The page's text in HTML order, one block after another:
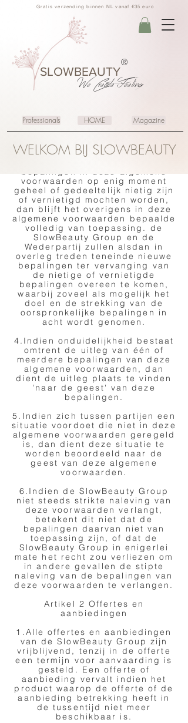
Gratis verzending binnen NL vanaf €35 euro
SLOWBEAUTY
We CreateFeeling
®
Professionals HOME Magazine
WELKOM BIJ SLOWBEAUTY
overeenkomst tussen de
SlowBeauty Group, hierna te
noemen: “de SlowBeauty Group”,
en een Wederpartij waarop de
SlowBeauty Group deze
voorwaarden van toepassing
heeft verklaard, voor zover van
deze voorwaarden niet door
partijen uitdrukkelijk en
schriftelijk is afgeweken.
eventuele inkoop­ of andere
voorwaarden van de Wederpartij
wordt uitdrukkelijk van de hand
gewezen.
bepalingen in deze algemene
voorwaarden op enig moment
geheel of gedeeltelijk nietig zijn
of vernietigd mochten worden,
dan blijft het overigens in deze
algemene voorwaarden bepaalde
volledig van toepassing. de
SlowBeauty Group en de
Wederpartij zullen alsdan in
overleg treden teneinde nieuwe
bepalingen ter vervanging van
de nietige of vernietigde
bepalingen overeen te komen,
waarbij zoveel als mogelijk het
doel en de strekking van de
oorspronkelijke bepalingen in
acht wordt genomen.
4.Indien onduidelijkheid bestaat
omtrent de uitleg van één of
meerdere bepalingen van deze
algemene voorwaarden, dan
dient de uitleg plaats te vinden
'naar de geest' van deze
bepalingen.
5.Indien zich tussen partijen een
situatie voordoet die niet in deze
algemene voorwaarden geregeld
is, dan dient deze situatie te
worden beoordeeld naar de
geest van deze algemene
voorwaarden.
6.Indien de SlowBeauty Group
niet steeds strikte naleving van
deze voorwaarden verlangt,
betekent dit niet dat de
bepalingen daarvan niet van
toepassing zijn, of dat de
SlowBeauty Group in enigerlei
mate het recht zou verliezen om
in andere gevallen de stipte
naleving van de bepalingen van
deze voorwaarden te verlangen.
Artikel 2 Offertes en
aanbiedingen
1.Alle offertes en aanbiedingen
van de SlowBeauty Group zijn
vrijblijvend, tenzij in de offerte
een termijn voor aanvaarding is
gesteld. Een offerte of
aanbieding vervalt indien het
product waarop de offerte of de
aanbieding betrekking heeft in
de tussentijd niet meer
beschikbaar is.